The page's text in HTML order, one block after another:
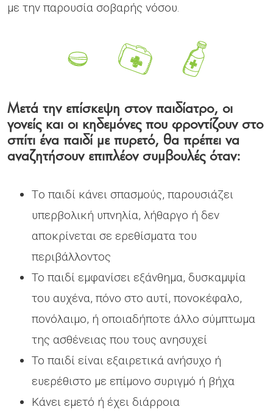
με την παρουσία σοβαρής νόσου.
Μετά την επίσκεψη στον παιδίατρο, οι
γονείς και οι κηδεμόνες που φροντίζουν στο
σπίτι ένα παιδί με πυρετό, θα πρέπει να
αναζητήσουν επιπλέον συμβουλές όταν:
Τo παιδί κάνει σπασμούς, παρουσιάζει
υπερβολική υπνηλία, λήθαργο ή δεν
αποκρίνεται σε ερεθίσματα του
περιβάλλοντος
Το παιδί εμφανίσει εξάνθημα, δυσκαμψία
του αυχένα, πόνο στο αυτί, πονοκέφαλο,
πονόλαιμο, ή οποιαδήποτε άλλο σύμπτωμα
της ασθένειας που τους ανησυχεί
Το παιδί είναι εξαιρετικά ανήσυχο ή
ευερέθιστο με επίμονο συριγμό ή βήχα
Κάνει εμετό ή έχει διάρροια